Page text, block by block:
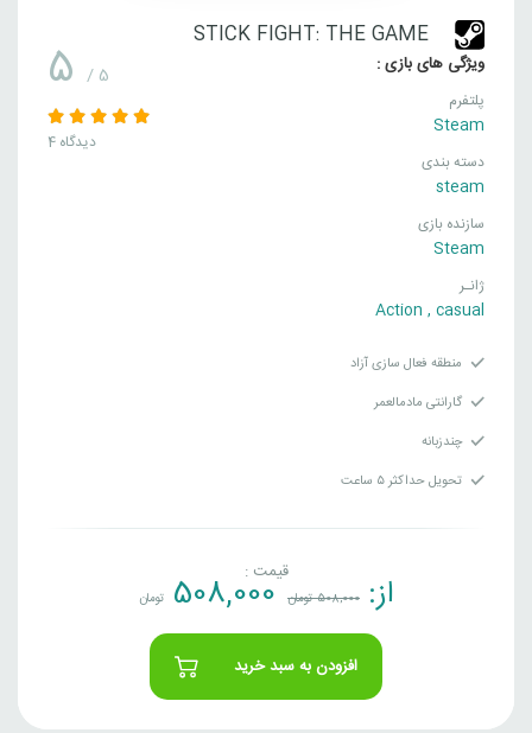
STICK FIGHT: THE GAME
ویژگی های بازی :
پلتفرم
Steam
دسته بندی
steam
سازنده بازی
Steam
ژانـر
Action , casual
5 / 5
4 دیدگاه
منطقه فعال سازی آزاد
گارانتی مادمالعمر
چندزبانه
تحویل حداکثر ۵ ساعت
قیمت : از: 508,000تومان 508,000 تومان
افزودن به سبد خرید